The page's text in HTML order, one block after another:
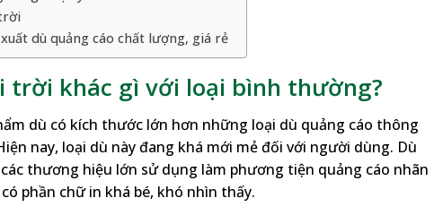
dù quảng cáo chất lượng, giá rẻ
trời khác gì với loại bình thường?
dù có kích thước lớn hơn những loại dù quảng cáo thông
nay, loại dù này đang khá mới mẻ đối với người dùng. Dù
thương hiệu lớn sử dụng làm phương tiện quảng cáo nhãn
phần chữ in khá bé, khó nhìn thấy.